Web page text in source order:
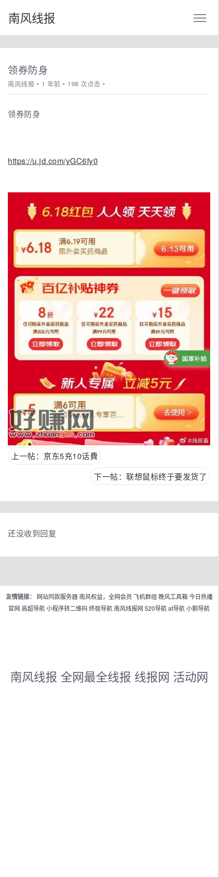
南风线报
领券防身
南风线报 • 1 年前 • 198 次点击 •
领券防身
https://u.jd.com/yGC6fy0
上一帖：亰东5充10话費
下一帖：联想鼠标终于要发货了
还没收到回复
友情链接： 网站同款服务器 南风权益，全网会员 飞机群组 晚风工具箱 今日热播
官网 高超导航小程序转二维码终极导航南风线报网 520导航at导航小鹅导航
南风线报 全网最全线报 线报网 活动网